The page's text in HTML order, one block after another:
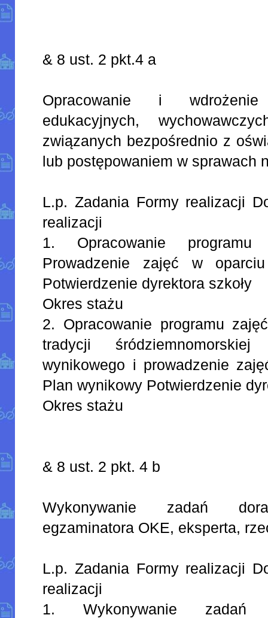
& 8 ust. 2 pkt.4 a
Opracowanie i
edukacyjnych,
związanych bezpośrednio z
lub postępowaniem w sprawach
L.p. Zadania Formy realizacji
realizacji
1. Opracowanie programu
Prowadzenie zajęć w
Potwierdzenie dyrektora szkoły
Okres stażu
2. Opracowanie programu
tradycji
wynikowego i prowadzenie
Plan wynikowy Potwierdzenie
Okres stażu
& 8 ust. 2 pkt. 4 b
Wykonywanie zadań
egzaminatora OKE, eksperta,
L.p. Zadania Formy realizacji
realizacji
1. Wykonywanie zadań